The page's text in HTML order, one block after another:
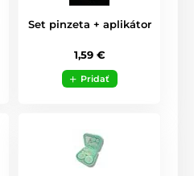
Set pinzeta + aplikátor
1,59 €
Pridať